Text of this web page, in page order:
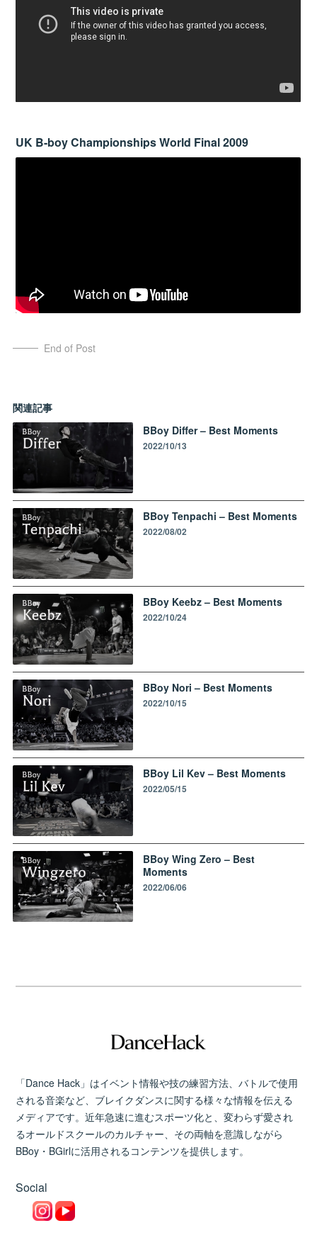
UK B-boy Championships World Final 2009
End of Post
関連記事
BBoy Differ – Best Moments
2022/10/13
BBoy Tenpachi – Best Moments
2022/08/02
BBoy Keebz – Best Moments
2022/10/24
BBoy Nori – Best Moments
2022/10/15
BBoy Lil Kev – Best Moments
2022/05/15
BBoy Wing Zero – Best
Moments
2022/06/06
「Dance Hack」はイベント情報や技の練習方法、バトルで使用
される音楽など、ブレイクダンスに関する様々な情報を伝える
メディアです。近年急速に進むスポーツ化と、変わらず愛され
るオールドスクールのカルチャー、その両軸を意識しながら
BBoy・BGirlに活用されるコンテンツを提供します。
Social